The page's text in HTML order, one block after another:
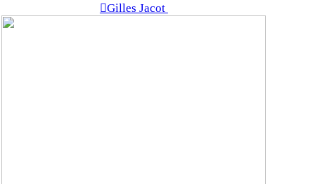
︎Gilles Jacot